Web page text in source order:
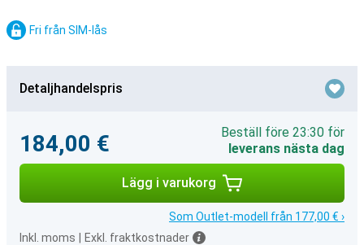
Fri från SIM-lås
Detaljhandelspris
184,00 €
Beställ före 23:30 för
leverans nästa dag
Lägg i varukorg
Som Outlet-modell från 177,00 € ›
Inkl. moms
Exkl. fraktkostnader